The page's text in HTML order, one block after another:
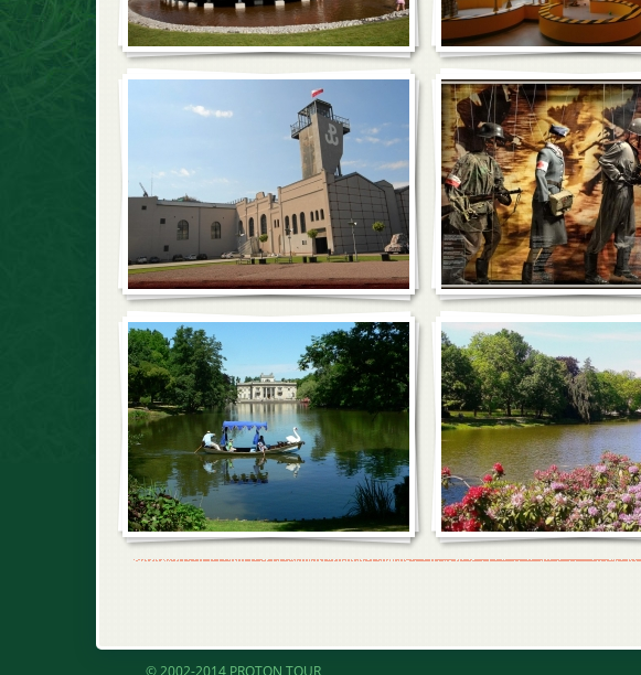
© 2002-2014 PROTON TOUR